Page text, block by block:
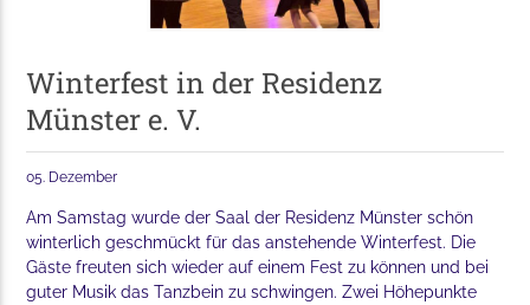
Winterfest in der Residenz
Münster e. V.
05. Dezember
Am Samstag wurde der Saal der Residenz Münster schön
winterlich geschmückt für das anstehende Winterfest. Die
Gäste freuten sich wieder auf einem Fest zu können und bei
guter Musik das Tanzbein zu schwingen. Zwei Höhepunkte